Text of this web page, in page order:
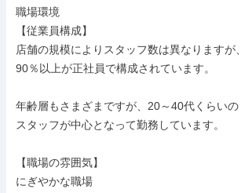
職場環境
【従業員構成】
店舗の規模によりスタッフ数は異なりますが、
90％以上が正社員で構成されています。
年齢層もさまざまですが、20～40代くらいの
スタッフが中心となって勤務しています。
【職場の雰囲気】
にぎやかな職場